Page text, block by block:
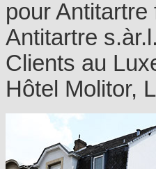
pour
Antitartre
Clients au
Hôtel Molitor,